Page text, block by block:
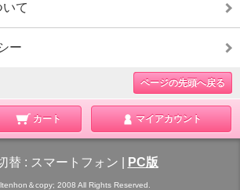
て
ー
ページの先頭へ戻る
カート マイアカウント
替 : スマートフォン PC版
＆copy; 2008 All Rights Reserved.